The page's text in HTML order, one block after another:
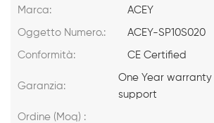
Marca: ACEY
Oggetto Numero.: ACEY-SP10S020
Conformità: CE Certified
Garanzia:
One Year
support
Ordine (Moq) :